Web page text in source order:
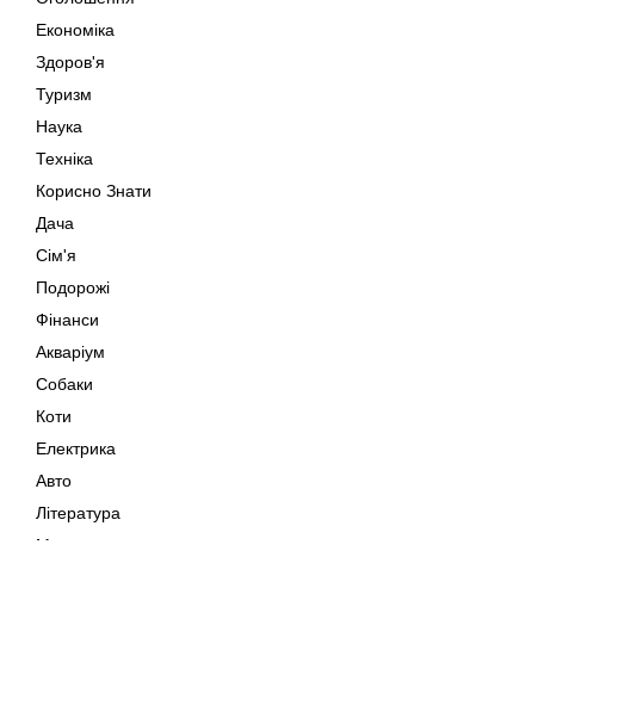
Економіка
Здоров'я
Туризм
Наука
Техніка
Корисно Знати
Дача
Сім'я
Подорожі
Фінанси
Акваріум
Собаки
Коти
Електрика
Авто
Література
Музика